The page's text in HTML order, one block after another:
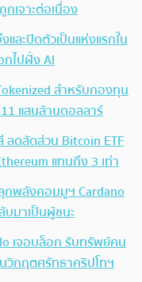
กเจาะต่อเนื่อง
และปิดตัวเป็นแห่งแรกใน
ไปฝั่ง AI
สำหรับกองทุน
แสนล้านดอลลาร์
ดสัดส่วน Bitcoin ETF
แทนถึง 3 เท่า
กพลังคอมมูฯ Cardano
มาเป็นผู้ชนะ
เจอบล็อก รับทรัพย์คน
วิกฤตศรัทธาคริปโทฯ